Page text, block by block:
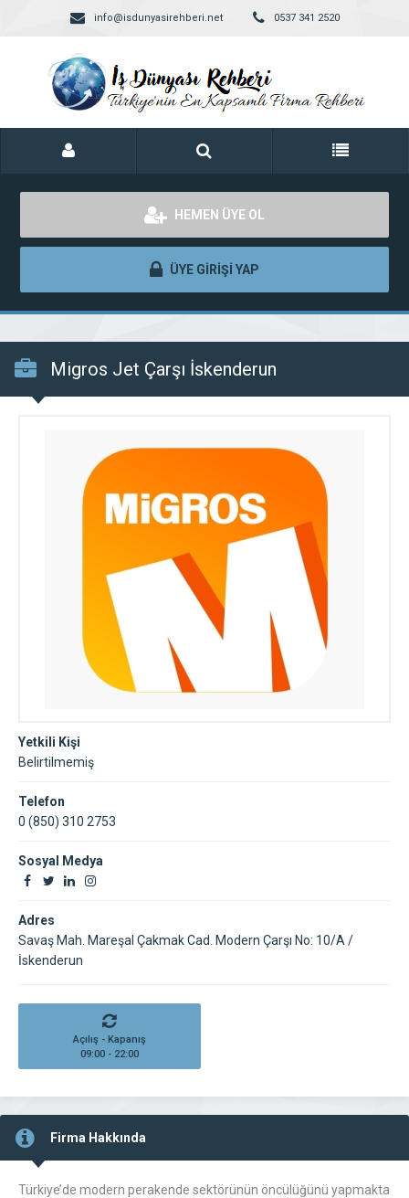
info@isdunyasirehberi.net 0537 341 2520
HEMEN ÜYE OL
ÜYE GİRİŞİ YAP
Migros Jet Çarşı İskenderun
Yetkili Kişi
Belirtilmemiş
Telefon
0 (850) 310 2753
Sosyal Medya
Adres
Savaş Mah. Mareşal Çakmak Cad. Modern Çarşı No: 10/A /
İskenderun
Açılış - Kapanış
09:00 - 22:00
Firma Hakkında
Türkiye’de modern perakende sektörünün öncülüğünü yapmakta